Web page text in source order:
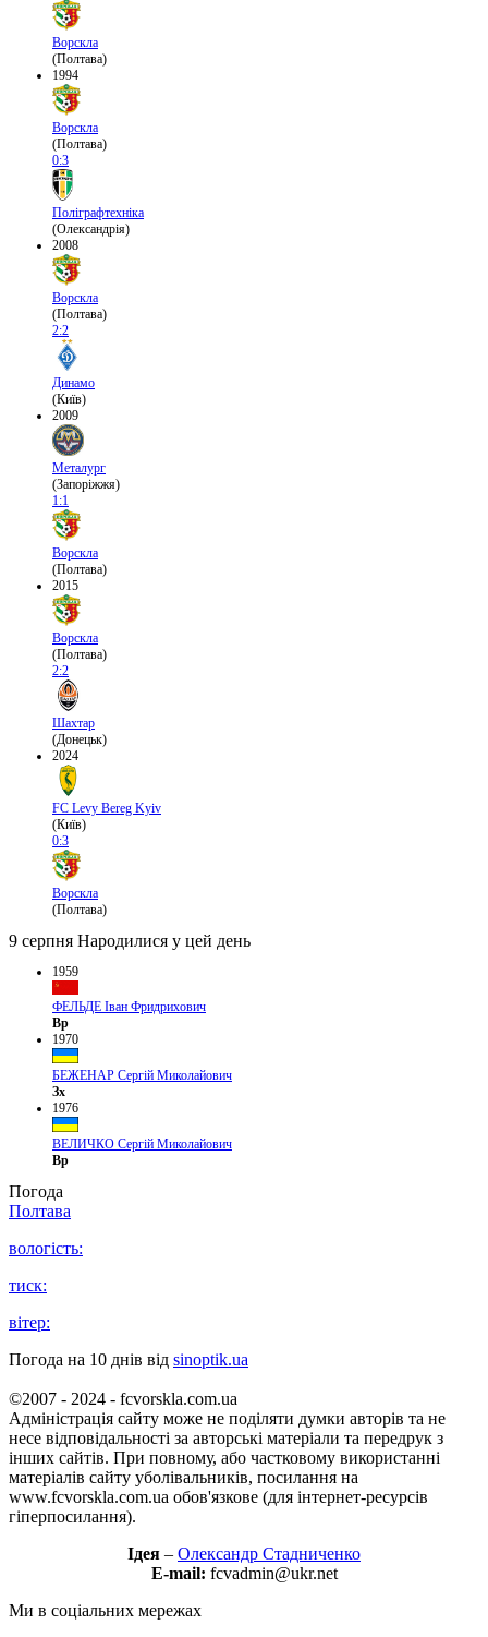
Ворскла
(Полтава)
1994
Ворскла
(Полтава)
0:3
Поліграфтехніка
(Олександрія)
2008
Ворскла
(Полтава)
2:2
Динамо
(Київ)
2009
Металург
(Запоріжжя)
1:1
Ворскла
(Полтава)
2015
Ворскла
(Полтава)
2:2
Шахтар
(Донецьк)
2024
FC Levy Bereg Kyiv
(Київ)
0:3
Ворскла
(Полтава)
9 серпня Народилися у цей день
1959
ФЕЛЬДЕ Іван Фридрихович
Вр
1970
БЕЖЕНАР Сергій Миколайович
Зх
1976
ВЕЛИЧКО Сергій Миколайович
Вр
Погода
Полтава
вологість:
тиск:
вітер:
Погода на 10 днів від sinoptik.ua
©2007 - 2024 - fcvorskla.com.ua
Адміністрація сайту може не поділяти думки авторів та не
несе відповідальності за авторські матеріали та передрук з
інших сайтів. При повному, або частковому використанні
матеріалів сайту уболівальників, посилання на
www.fcvorskla.com.ua обов'язкове (для інтернет-ресурсів
гіперпосилання).
Ідея – Олександр Стадниченко
E-mail: fcvadmin@ukr.net
Ми в соціальних мережах